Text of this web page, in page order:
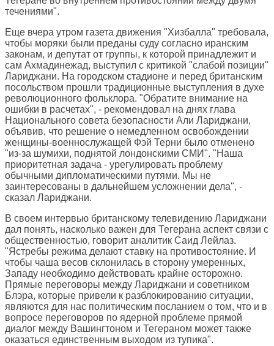
течениями".
Еще вчера утром газета движения "Хизбалла" требовала,
чтобы моряки были преданы суду согласно иранским
законам, и депутат от группы, к которой принадлежит и
сам Ахмадинежад, выступил с критикой "слабой позиции"
Лариджани. На городском стадионе и перед британским
посольством прошли традиционные выступления в духе
революционного фольклора. "Обратите внимание на
ошибки в расчетах", - рекомендовал на днях глава
Национального совета безопасности Али Лариджани,
объявив, что решение о немедленном освобождении
женщины-военнослужащей Фэй Терни было отменено
"из-за шумихи, поднятой лондонскими СМИ". "Наша
приоритетная задача - урегулировать проблему
обычными дипломатическими путями. Мы не
заинтересованы в дальнейшем усложнении дела", -
сказал Лариджани.
В своем интервью британскому телевидению Лариджани
дал понять, насколько важен для Тегерана аспект связи с
общественностью, говорит аналитик Саид Лейлаз.
"Ястребы режима делают ставку на противостояние. И
чтобы чаша весов склонилась в сторону умеренных,
Западу необходимо действовать крайне осторожно.
Прямые переговоры между Лариджани и советником
Блэра, которые привели к разблокированию ситуации,
являются для нас политическим посланием о том, что и в
вопросе переговоров по ядерной проблеме прямой
диалог между Вашингтоном и Тегераном может также
оказаться единственным выходом из тупика".